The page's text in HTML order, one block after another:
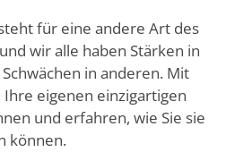
für eine andere Art des
wir alle haben Stärken in
in anderen. Mit
eigenen einzigartigen
und erfahren, wie Sie sie
können.